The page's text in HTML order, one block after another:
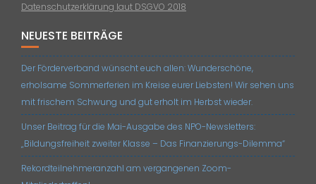
Datenschutzerklärung laut DSGVO 2018
NEUESTE BEITRÄGE
Der Förderverband wünscht euch allen: Wunderschöne,
erholsame Sommerferien im Kreise eurer Liebsten! Wir sehen uns
mit frischem Schwung und gut erholt im Herbst wieder.
Unser Beitrag für die Mai-Ausgabe des NPO-Newsletters:
„Bildungsfreiheit zweiter Klasse – Das Finanzierungs-Dilemma“
Rekordteilnehmeranzahl am vergangenen Zoom-